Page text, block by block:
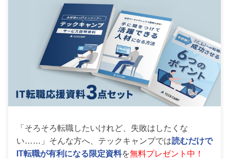
「そろそろ転職したいけれど、失敗はしたくな
い……」そんな方へ、テックキャンプでは読むだけで
IT転職が有利になる限定資料を無料プレゼント中！